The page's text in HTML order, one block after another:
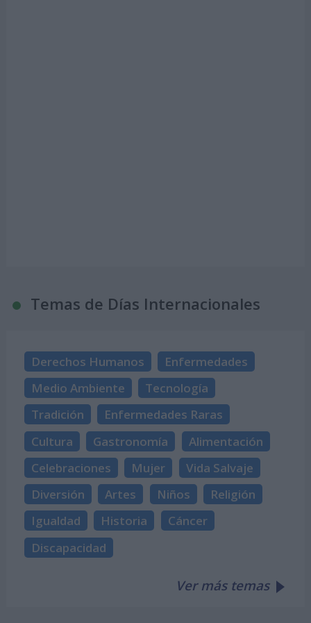
Temas de Días Internacionales
Derechos Humanos
Enfermedades
Medio Ambiente
Tecnología
Tradición
Enfermedades Raras
Cultura
Gastronomía
Alimentación
Celebraciones
Mujer
Vida Salvaje
Diversión
Artes Niños
Religión
Igualdad
Historia
Cáncer
Discapacidad
Ver más temas